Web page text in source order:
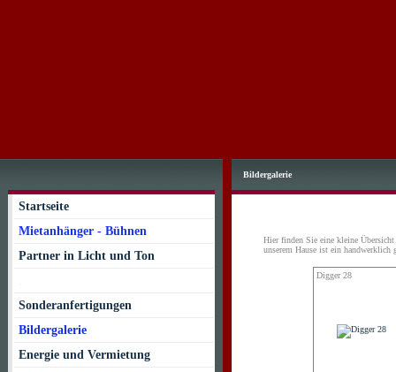
Startseite
Mietanhänger - Bühnen
Partner in Licht und Ton
Sonderanfertigungen
Bildergalerie
Energie und Vermietung
Bildergalerie
Hier finden Sie eine kleine Übersicht
unserem Hause ist ein
Digger 28